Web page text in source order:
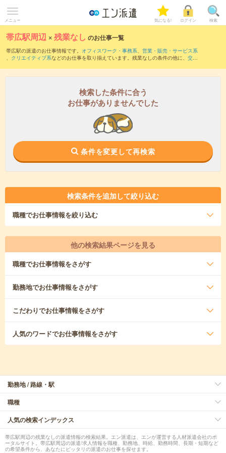
メニュー 気になる! ログイン 検索
帯広駅周辺 ×残業なし のお仕事一覧
帯広駅の派遣のお仕事情報です。 オフィスワーク・事務系、 営業・販売・サービス系
、 クリエイティブ系などのお仕事を取り揃えています。残業なしの条件の他に、 交通
検索した条件に合う
お仕事がありませんでした
条件を変更して再検索
検索条件を追加して絞り込む
職種でお仕事情報を絞り込む
他の検索結果ページを見る
職種でお仕事情報をさがす
勤務地でお仕事情報をさがす
こだわりでお仕事情報をさがす
人気のワードでお仕事情報をさがす
勤務地 / 路線・駅
職種
人気の検索インデックス
帯広駅周辺の残業なしの派遣情報の検索結果。エン派遣は、エンが運営する人材派遣会社のポ
ータルサイト。帯広駅周辺の派遣/求人情報を職種、勤務地、時給、勤務時間、長期・短期など
の希望条件から、あなたにピッタリの派遣のお仕事を探せます。